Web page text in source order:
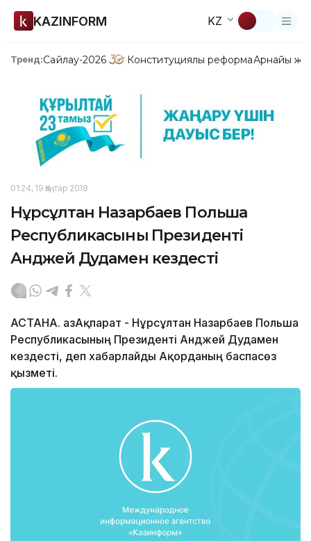
KAZINFORM KZ
Тренд:Сайлау-2026 Конституциялық реформаАрнайы
01:24, 19 Қаңтар 2018
Нұрсұлтан Назарбаев Польша
Республикасының Президенті
Анджей Дудамен кездесті
АСТАНА. ҚазАқпарат - Нұрсұлтан Назарбаев Польша
Республикасының Президенті Анджей Дудамен
кездесті, деп хабарлайды Ақорданың баспасөз
қызметі.